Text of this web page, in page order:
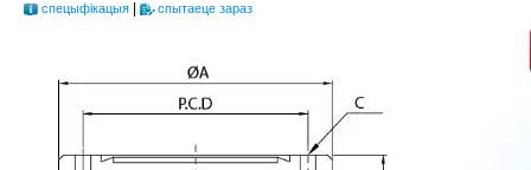
спецыфікацыя спытаеце зараз